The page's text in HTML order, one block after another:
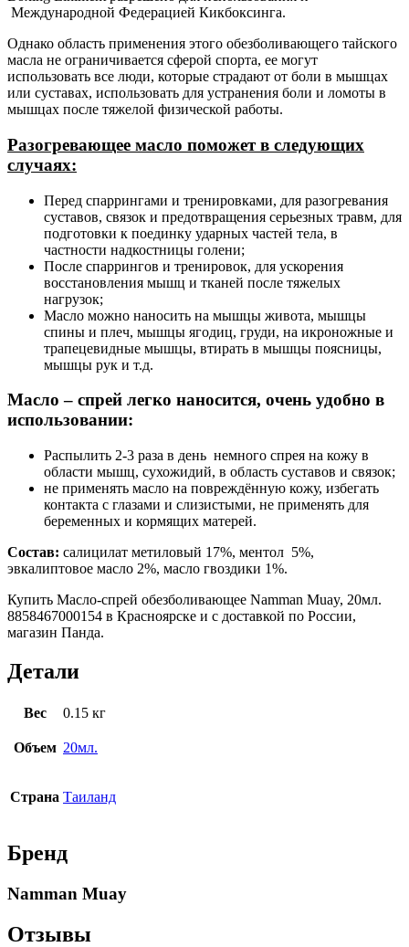
Международной Федерацией Кикбоксинга.
Однако область применения этого обезболивающего тайского
масла не ограничивается сферой спорта, ее могут
использовать все люди, которые страдают от боли в мышцах
или суставах, использовать для устранения боли и ломоты в
мышцах после тяжелой физической работы.
Разогревающее масло поможет в следующих
случаях:
Перед спаррингами и тренировками, для разогревания
суставов, связок и предотвращения серьезных травм, для
подготовки к поединку ударных частей тела, в
частности надкостницы голени;
После спаррингов и тренировок, для ускорения
восстановления мышц и тканей после тяжелых
нагрузок;
Масло можно наносить на мышцы живота, мышцы
спины и плеч, мышцы ягодиц, груди, на икроножные и
трапецевидные мышцы, втирать в мышцы поясницы,
мышцы рук и т.д.
Масло – спрей легко наносится, очень удобно в
использовании:
Распылить 2-3 раза в день немного спрея на кожу в
области мышц, сухожидий, в область суставов и связок;
не применять масло на повреждённую кожу, избегать
контакта с глазами и слизистыми, не применять для
беременных и кормящих матерей.
Состав: салицилат метиловый 17%, ментол 5%,
эвкалиптовое масло 2%, масло гвоздики 1%.
Купить Масло-спрей обезболивающее Namman Muay, 20мл.
8858467000154 в Красноярске и с доставкой по России,
магазин Панда.
Детали
Вес 0.15 кг
Объем 20мл.
Страна Таиланд
Бренд
Namman Muay
Отзывы